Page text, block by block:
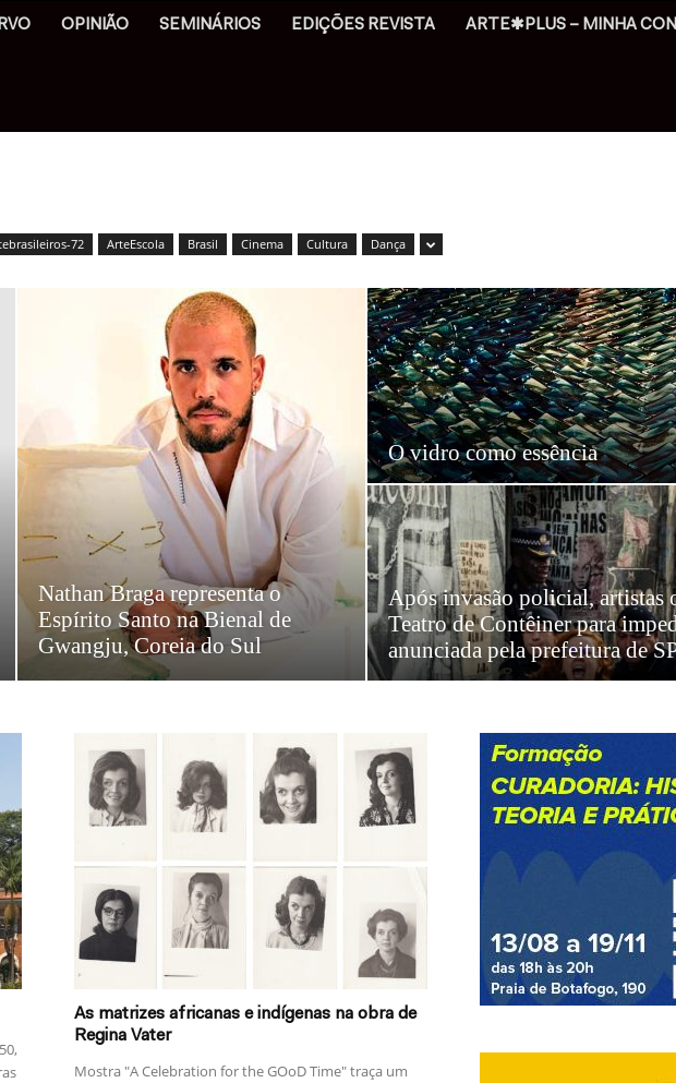
OPINIÃO SEMINÁRIOS EDIÇÕES REVISTA ARTE✱PLUS – MINHA
72 ArteEscola Brasil Cinema Cultura Dança
Nathan Braga representa o
Espírito Santo na Bienal de
Gwangju, Coreia do Sul
O vidro como essência
Após invasão policial, artistas
Teatro de Contêiner para
anunciada pela prefeitura de
As matrizes africanas e indígenas na obra de
Regina Vater
Mostra "A Celebration for the GOoD Time" traça um